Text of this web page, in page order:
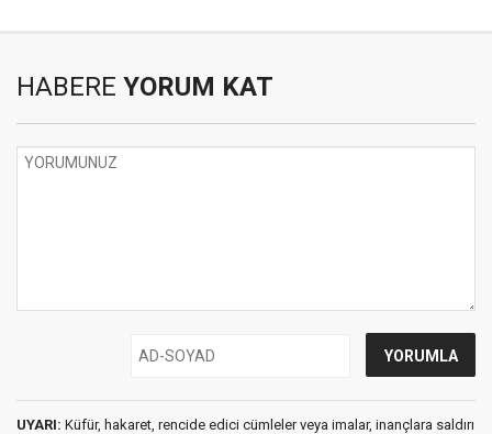
HABERE YORUM KAT
UYARI: Küfür, hakaret, rencide edici cümleler veya imalar, inançlara saldırı